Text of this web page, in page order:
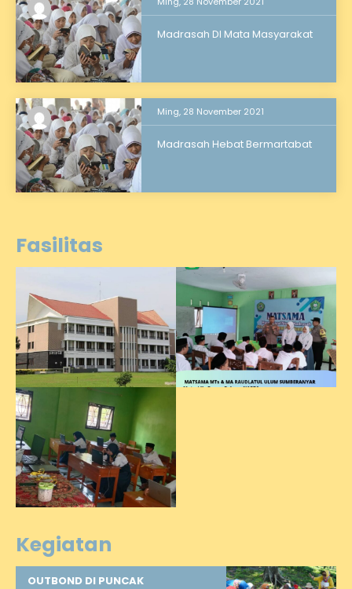
Madrasah DI Mata Masyarakat
Ming, 28 November 2021
Madrasah Hebat Bermartabat
Fasilitas
Kegiatan
OUTBOND DI PUNCAK